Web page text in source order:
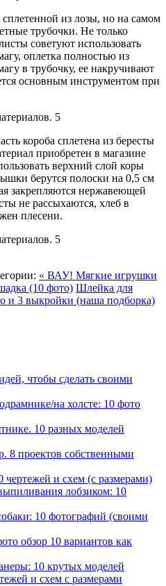
из лозы, но на самом
трубочки. Не только
советуют использовать
оплетка полностью из
в трубочку, ее накручивают
основным инструментом при
короба сплетена из бересты
приобретен в магазине
верхний слой коры
берутся полоски на 0,5 см
закрепляются нержавеющей
не рассыхаются, хлеб в
плесени.
« ВАУ! Мягкие игрушки
(10 фото) Шлейка для
и 3 выкройки (наша подборка)
чтобы сделать своими
на холсте: 10 фото
10 разных моделей
8 проектов собственными
чертежей и схем (с размерами)
лобзиком: 10
10 фотографий (своими
обзор 10 вариантов как
10 крутых моделей
и схем с размерами